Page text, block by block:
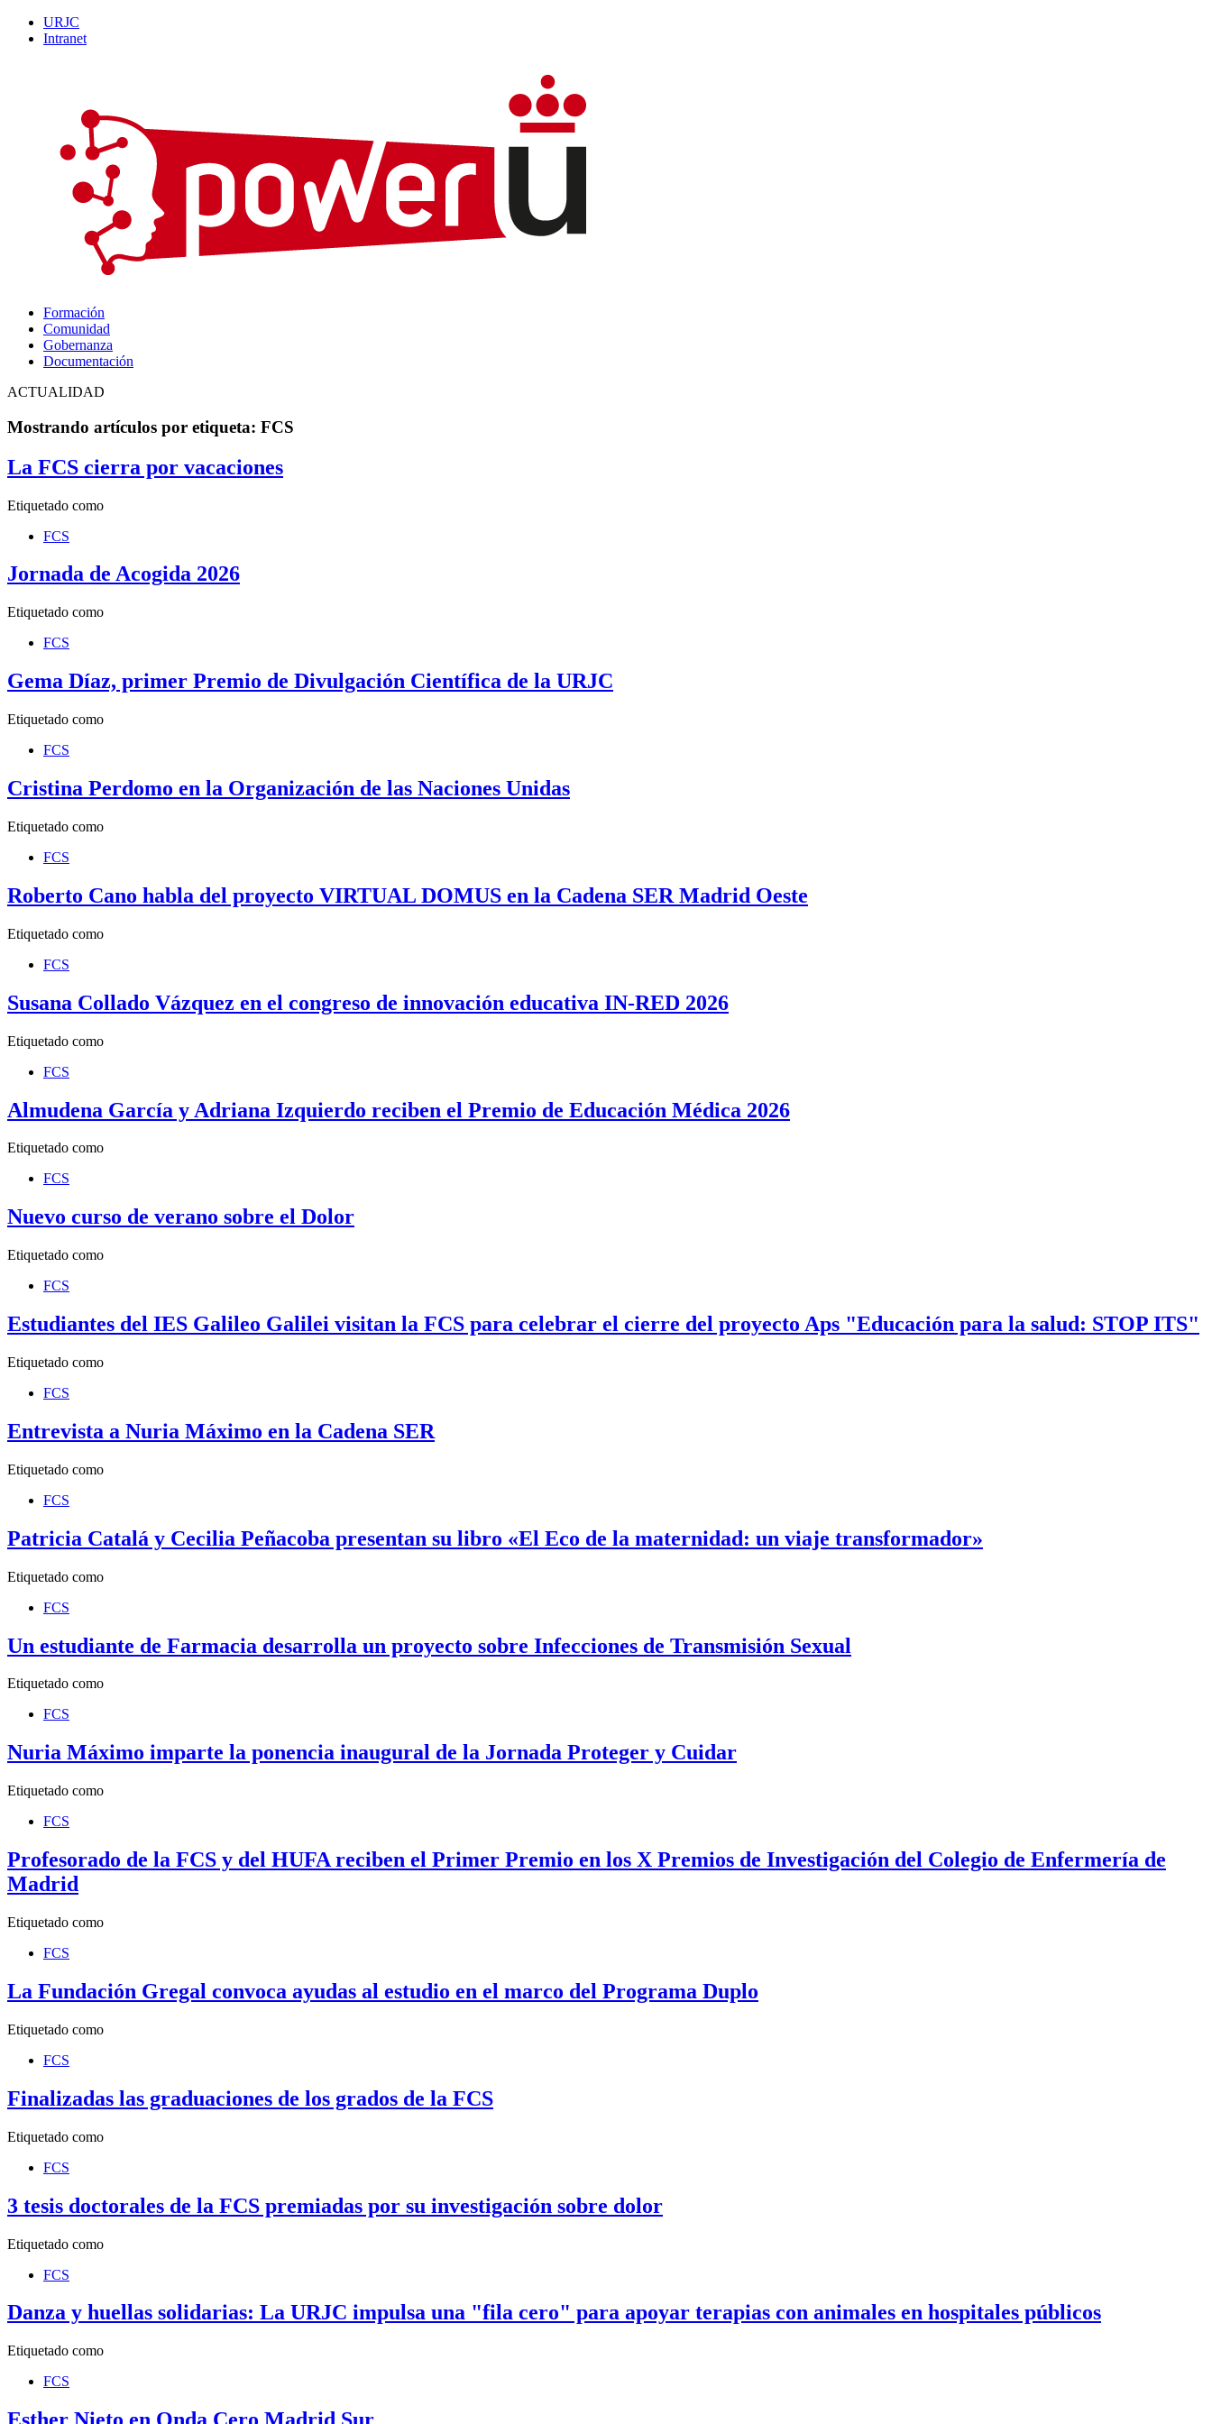
URJC
Intranet
Formación
Comunidad
Gobernanza
Documentación
ACTUALIDAD
Mostrando artículos por etiqueta: FCS
La FCS cierra por vacaciones
Etiquetado como
FCS
Jornada de Acogida 2026
Etiquetado como
FCS
Gema Díaz, primer Premio de Divulgación Científica de la URJC
Etiquetado como
FCS
Cristina Perdomo en la Organización de las Naciones Unidas
Etiquetado como
FCS
Roberto Cano habla del proyecto VIRTUAL DOMUS en la Cadena SER Madrid Oeste
Etiquetado como
FCS
Susana Collado Vázquez en el congreso de innovación educativa IN-RED 2026
Etiquetado como
FCS
Almudena García y Adriana Izquierdo reciben el Premio de Educación Médica 2026
Etiquetado como
FCS
Nuevo curso de verano sobre el Dolor
Etiquetado como
FCS
Estudiantes del IES Galileo Galilei visitan la FCS para celebrar el cierre del proyecto Aps "Educación para la salud: STOP ITS"
Etiquetado como
FCS
Entrevista a Nuria Máximo en la Cadena SER
Etiquetado como
FCS
Patricia Catalá y Cecilia Peñacoba presentan su libro «El Eco de la maternidad: un viaje transformador»
Etiquetado como
FCS
Un estudiante de Farmacia desarrolla un proyecto sobre Infecciones de Transmisión Sexual
Etiquetado como
FCS
Nuria Máximo imparte la ponencia inaugural de la Jornada Proteger y Cuidar
Etiquetado como
FCS
Profesorado de la FCS y del HUFA reciben el Primer Premio en los X Premios de Investigación del Colegio de Enfermería de
Madrid
Etiquetado como
FCS
La Fundación Gregal convoca ayudas al estudio en el marco del Programa Duplo
Etiquetado como
FCS
Finalizadas las graduaciones de los grados de la FCS
Etiquetado como
FCS
3 tesis doctorales de la FCS premiadas por su investigación sobre dolor
Etiquetado como
FCS
Danza y huellas solidarias: La URJC impulsa una "fila cero" para apoyar terapias con animales en hospitales públicos
Etiquetado como
FCS